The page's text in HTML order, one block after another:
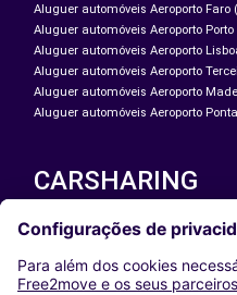
Aluguer automóveis Aeroporto Faro
Aluguer automóveis Aeroporto Porto
Aluguer automóveis Aeroporto
Aluguer automóveis Aeroporto
Aluguer automóveis Aeroporto
Aluguer automóveis Aeroporto
CARSHARING
NOSSAS CIDADES
Washington DC
Milan